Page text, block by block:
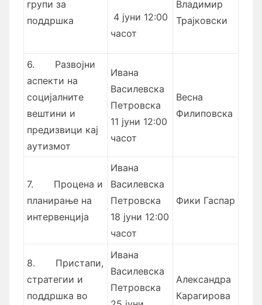
групи за
поддршка
4 јуни 12:00
часот
Владимир
Трајковски
6. Развојни
аспекти на
социјалните
вештини и
предизвици кај
аутизмот
Ивана
Василевска
Петровска
11 јуни 12:00
часот
Весна
Филиповска
7. Процена и
планирање на
интервенција
Ивана
Василевска
Петровска
18 јуни 12:00
часот
Фики Гаспар
8. Пристапи,
стратегии и
поддршка во
Ивана
Василевска
Петровска
Александра
Карагирова